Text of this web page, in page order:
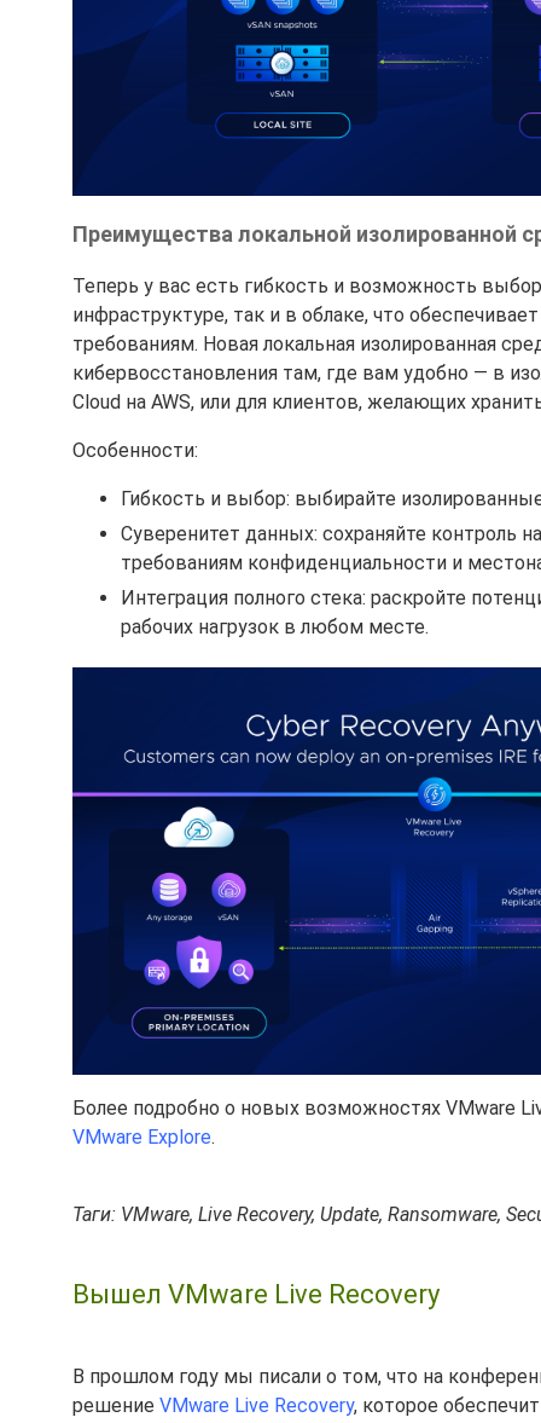
Преимущества локальной изолированной
Теперь у вас есть гибкость и возможность
инфраструктуре, так и в облаке, что
требованиям. Новая локальная изолированная
кибервосстановления там, где вам удобно — в
Cloud на AWS, или для клиентов, желающих
Особенности:
Гибкость и выбор: выбирайте
Суверенитет данных: сохраняйте контроль
требованиям конфиденциальности и
Интеграция полного стека: раскройте
рабочих нагрузок в любом месте.
Более подробно о новых возможностях VMware
VMware Explore.
Таги: VMware, Live Recovery, Update, Ransomware,
Вышел VMware Live Recovery
В прошлом году мы писали о том, что на
решение VMware Live Recovery, которое